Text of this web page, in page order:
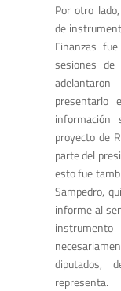
Por otro
de
Finanzas
sesiones
presentarlo
información
proyecto de
parte del
esto fue
Sampedro,
informe al
diputados,
representa.